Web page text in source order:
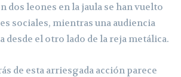
dos leones en la jaula se han vuelto
sociales, mientras una audiencia
desde el otro lado de la reja metálica.
de esta arriesgada acción parece